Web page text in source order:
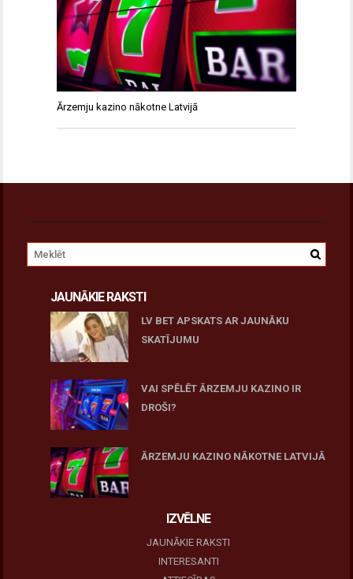
Ārzemju kazino nākotne Latvijā
JAUNĀKIE RAKSTI
LV BET APSKATS AR JAUNĀKU
SKATĪJUMU
VAI SPĒLĒT ĀRZEMJU KAZINO IR
DROŠI?
ĀRZEMJU KAZINO NĀKOTNE LATVIJĀ
IZVĒLNE
JAUNĀKIE RAKSTI
INTERESANTI